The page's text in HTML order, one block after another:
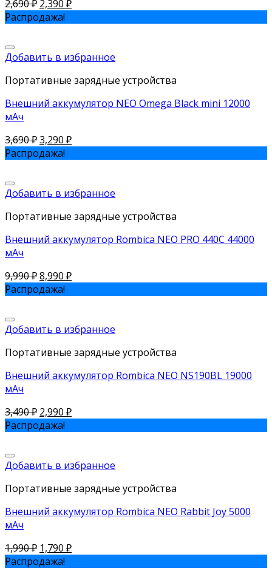
2,690₽ 2,390 ₽
Распродажа!
Добавить в избранное
Портативные зарядные устройства
Внешний аккумулятор NEO Omega Black mini 12000
мАч
3,690₽3,290 ₽
Распродажа!
Добавить в избранное
Портативные зарядные устройства
Внешний аккумулятор Rombica NEO PRO 440C 44000
мАч
9,990₽8,990 ₽
Распродажа!
Добавить в избранное
Портативные зарядные устройства
Внешний аккумулятор Rombica NEO NS190BL 19000
мАч
3,490₽ 2,990 ₽
Распродажа!
Добавить в избранное
Портативные зарядные устройства
Внешний аккумулятор Rombica NEO Rabbit Joy 5000
мАч
1,990₽ 1,790 ₽
Распродажа!